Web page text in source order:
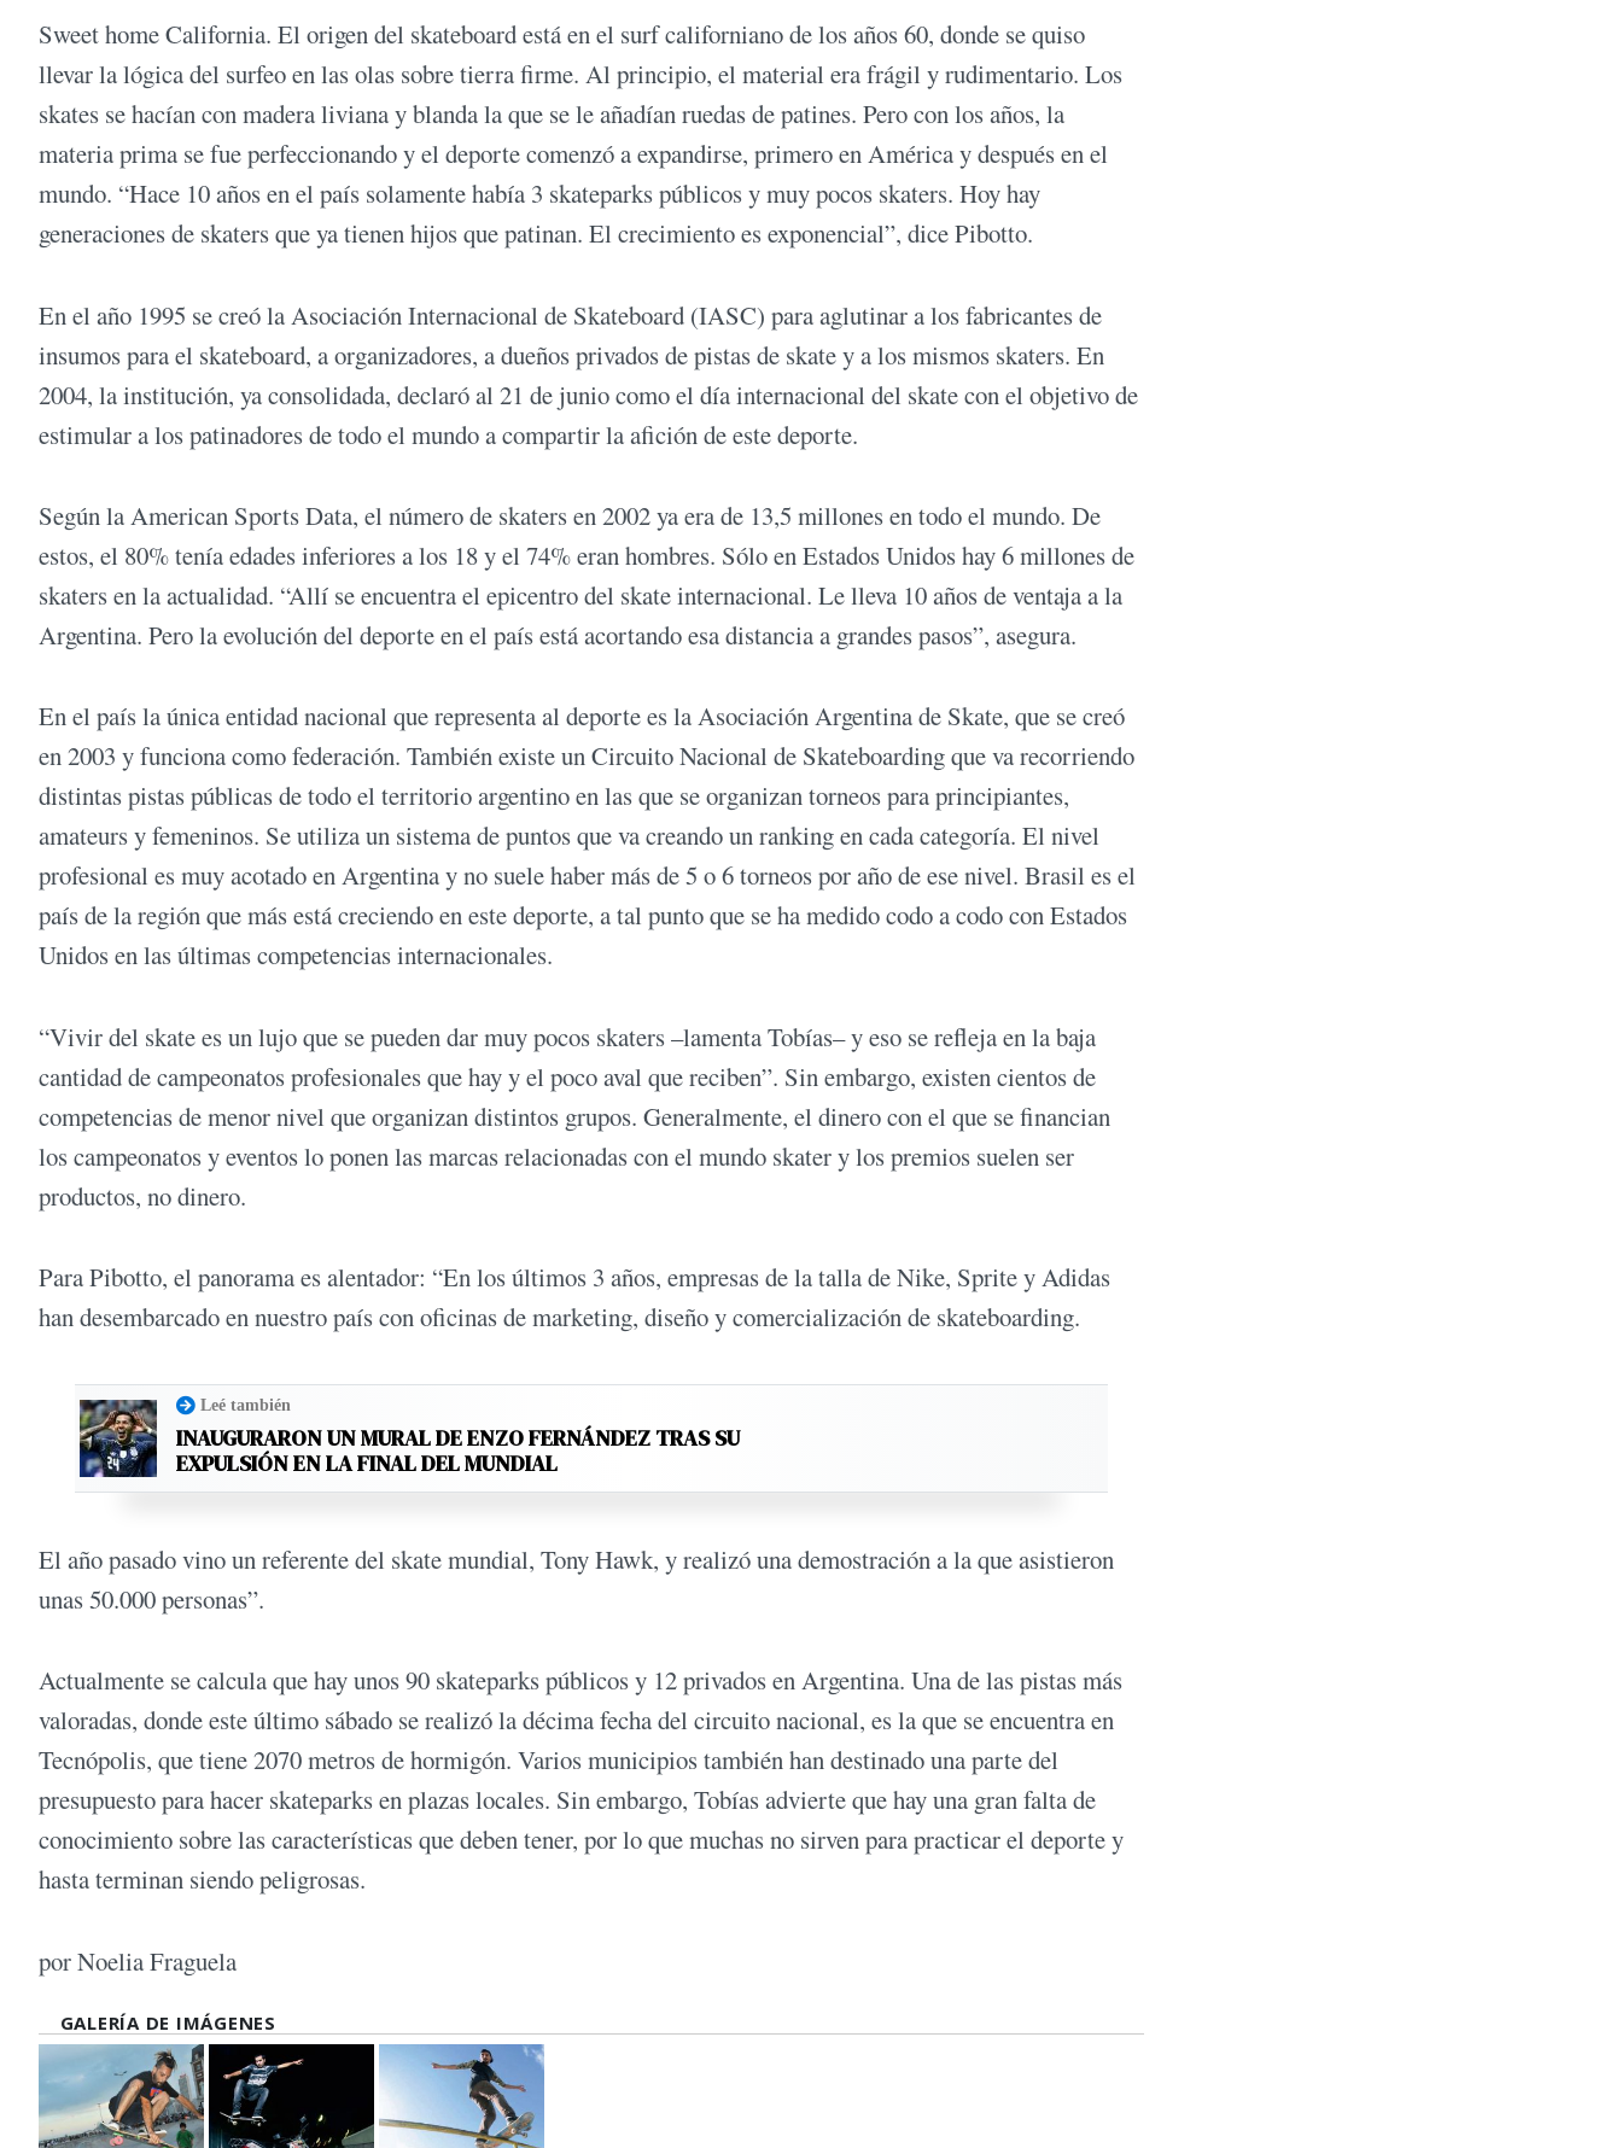
Sweet home California. El origen del skateboard está en el surf californiano de los años 60, donde se quiso
llevar la lógica del surfeo en las olas sobre tierra firme. Al principio, el material era frágil y rudimentario. Los
skates se hacían con madera liviana y blanda la que se le añadían ruedas de patines. Pero con los años, la
materia prima se fue perfeccionando y el deporte comenzó a expandirse, primero en América y después en el
mundo. “Hace 10 años en el país solamente había 3 skateparks públicos y muy pocos skaters. Hoy hay
generaciones de skaters que ya tienen hijos que patinan. El crecimiento es exponencial”, dice Pibotto.
En el año 1995 se creó la Asociación Internacional de Skateboard (IASC) para aglutinar a los fabricantes de
insumos para el skateboard, a organizadores, a dueños privados de pistas de skate y a los mismos skaters. En
2004, la institución, ya consolidada, declaró al 21 de junio como el día internacional del skate con el objetivo de
estimular a los patinadores de todo el mundo a compartir la afición de este deporte.
Según la American Sports Data, el número de skaters en 2002 ya era de 13,5 millones en todo el mundo. De
estos, el 80% tenía edades inferiores a los 18 y el 74% eran hombres. Sólo en Estados Unidos hay 6 millones de
skaters en la actualidad. “Allí se encuentra el epicentro del skate internacional. Le lleva 10 años de ventaja a la
Argentina. Pero la evolución del deporte en el país está acortando esa distancia a grandes pasos”, asegura.
En el país la única entidad nacional que representa al deporte es la Asociación Argentina de Skate, que se creó
en 2003 y funciona como federación. También existe un Circuito Nacional de Skateboarding que va recorriendo
distintas pistas públicas de todo el territorio argentino en las que se organizan torneos para principiantes,
amateurs y femeninos. Se utiliza un sistema de puntos que va creando un ranking en cada categoría. El nivel
profesional es muy acotado en Argentina y no suele haber más de 5 o 6 torneos por año de ese nivel. Brasil es el
país de la región que más está creciendo en este deporte, a tal punto que se ha medido codo a codo con Estados
Unidos en las últimas competencias internacionales.
“Vivir del skate es un lujo que se pueden dar muy pocos skaters –lamenta Tobías– y eso se refleja en la baja
cantidad de campeonatos profesionales que hay y el poco aval que reciben”. Sin embargo, existen cientos de
competencias de menor nivel que organizan distintos grupos. Generalmente, el dinero con el que se financian
los campeonatos y eventos lo ponen las marcas relacionadas con el mundo skater y los premios suelen ser
productos, no dinero.
Para Pibotto, el panorama es alentador: “En los últimos 3 años, empresas de la talla de Nike, Sprite y Adidas
han desembarcado en nuestro país con oficinas de marketing, diseño y comercialización de skateboarding.
Leé también
INAUGURARON UN MURAL DE ENZO FERNÁNDEZ TRAS SU
EXPULSIÓN EN LA FINAL DEL MUNDIAL
El año pasado vino un referente del skate mundial, Tony Hawk, y realizó una demostración a la que asistieron
unas 50.000 personas”.
Actualmente se calcula que hay unos 90 skateparks públicos y 12 privados en Argentina. Una de las pistas más
valoradas, donde este último sábado se realizó la décima fecha del circuito nacional, es la que se encuentra en
Tecnópolis, que tiene 2070 metros de hormigón. Varios municipios también han destinado una parte del
presupuesto para hacer skateparks en plazas locales. Sin embargo, Tobías advierte que hay una gran falta de
conocimiento sobre las características que deben tener, por lo que muchas no sirven para practicar el deporte y
hasta terminan siendo peligrosas.
por Noelia Fraguela
GALERÍA DE IMÁGENES